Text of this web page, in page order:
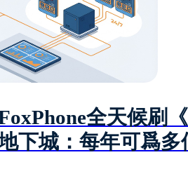
全天候刷
下城：每年可爲多